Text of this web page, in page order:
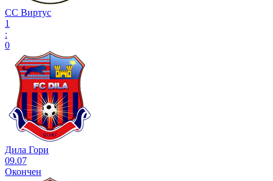
СС Виртус
1
:
0
Дила Гори
09.07
Окончен